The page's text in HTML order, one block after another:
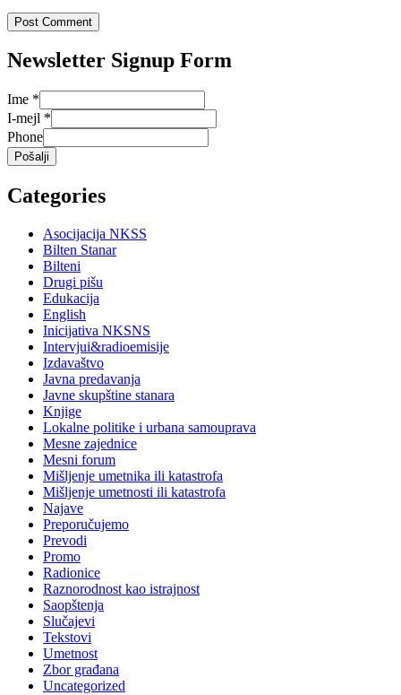
Newsletter Signup Form
Ime *
I-mejl *
Phone
Pošalji
Categories
Asocijacija NKSS
Bilten Stanar
Bilteni
Drugi pišu
Edukacija
English
Inicijativa NKSNS
Intervjui&radioemisije
Izdavaštvo
Javna predavanja
Javne skupštine stanara
Knjige
Lokalne politike i urbana samouprava
Mesne zajednice
Mesni forum
Mišljenje umetnika ili katastrofa
Mišljenje umetnosti ili katastrofa
Najave
Preporučujemo
Prevodi
Promo
Radionice
Raznorodnost kao istrajnost
Saopštenja
Slučajevi
Tekstovi
Umetnost
Zbor građana
Uncategorized